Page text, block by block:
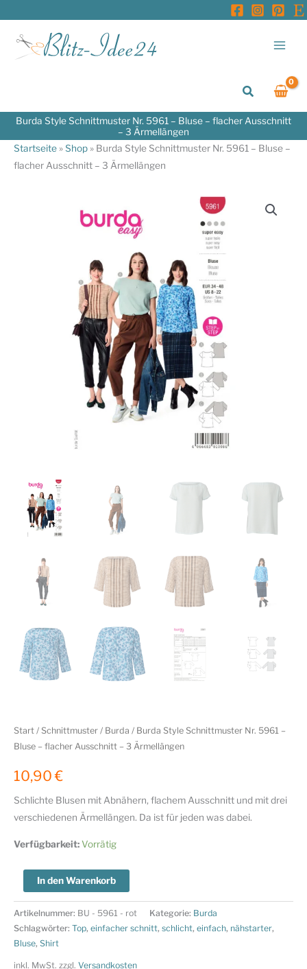
springen
Suchen
Burda Style Schnittmuster Nr. 5961 – Bluse – flacher Ausschnitt
– 3 Ärmellängen
Startseite »Shop » Burda Style Schnittmuster Nr. 5961 – Bluse –
flacher Ausschnitt – 3 Ärmellängen
Start / Schnittmuster / Burda / Burda Style Schnittmuster Nr. 5961 –
Bluse – flacher Ausschnitt – 3 Ärmellängen
10,90€
Schlichte Blusen mit Abnähern, flachem Ausschnitt und mit drei
verschiedenen Ärmellängen. Da ist für jeden was dabei.
Verfügbarkeit:Vorrätig
Burda
Style
Schnittmuster
Nr.
5961
-
In den Warenkorb
Artikelnummer: BU - 5961 - rot Kategorie: Burda
Schlagwörter: Top, einfacher schnitt, schlicht, einfach, nähstarter,
Bluse, Shirt
inkl. MwSt. zzgl. Versandkosten